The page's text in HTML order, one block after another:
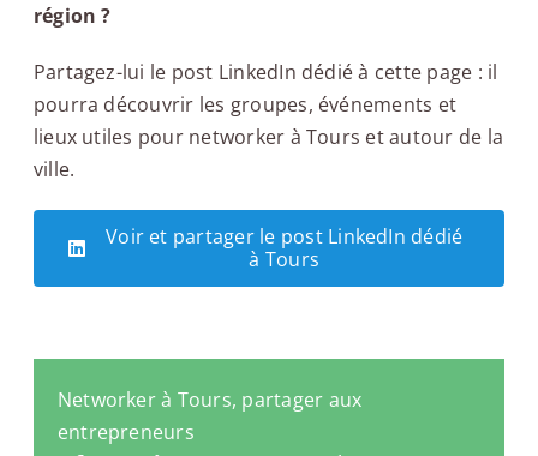
région ?
Partagez-lui le post LinkedIn dédié à cette page : il
pourra découvrir les groupes, événements et
lieux utiles pour networker à Tours et autour de la
ville.
Voir et partager le post LinkedIn dédié
à Tours
Networker à Tours, partager aux
entrepreneurs